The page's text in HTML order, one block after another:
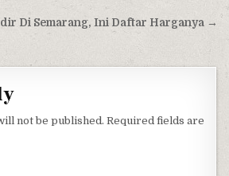
Di Semarang, Ini Daftar Harganya →
not be published. Required fields are